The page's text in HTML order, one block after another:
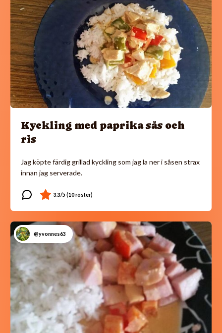
Kyckling med paprika sås och
ris
Jag köpte färdig grillad kyckling som jag la ner i såsen strax
innan jag serverade.
@yvonnes63